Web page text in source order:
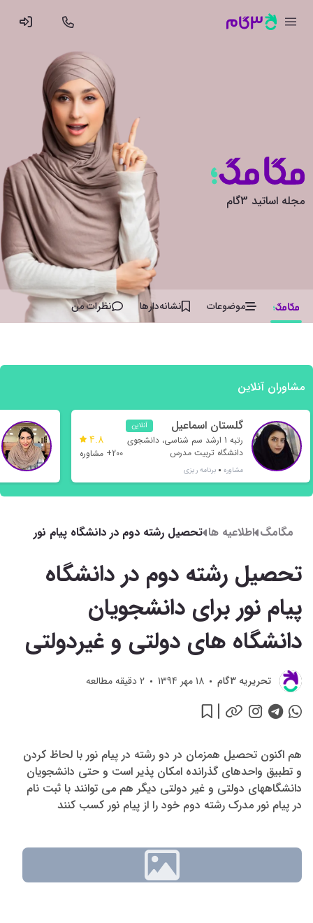
مجله اساتید 3گام
موضوعات نشانه‌دار‌ها نظرات من
مشاوران آنلاین
گلستان اسماعیل
نژاد
آنلاین
رتبه 1 ارشد سم شناسی، دانشجوی
دانشگاه تربیت مدرس
مشاوره برنامه ریزی
4.8
200+ مشاوره
مگامگ اطلاعیه ها تحصیل رشته دوم در دانشگاه پیام نور
و غیردولتی
تحصیل رشته دوم در دانشگاه
پیام نور برای دانشجویان
دانشگاه های دولتی و غیردولتی
تحريريه 3گام 18 مهر 1394 2دقیقه مطالعه
هم اکنون تحصیل همزمان در دو رشته در پیام نور با لحاظ کردن
و تطبیق واحدهای گذرانده امکان پذیر است و حتی دانشجویان
دانشگاههای دولتی و غیر دولتی دیگر هم می توانند با ثبت نام
در پیام نور مدرک رشته دوم خود را از پیام نور کسب کنند